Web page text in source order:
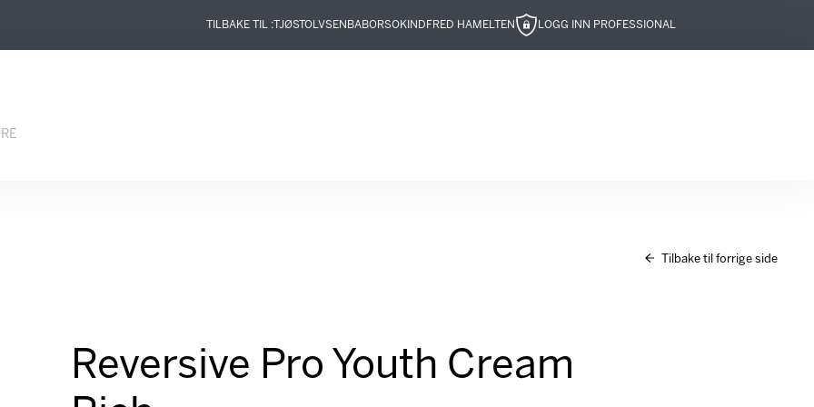
TILBAKE TIL : TJØSTOLVSEN BABORSOKIND FRED HAMELTEN LOGG INN PROFESSIONAL
Tilbake til forrige side
Reversive Pro Youth Cream